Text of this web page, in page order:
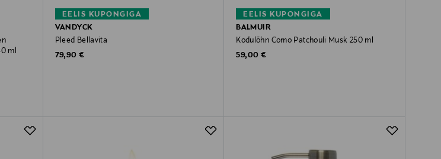
ml
EELIS KUPONGIGA
VANDYCK
Pleed Bellavita
Original Price
79,90 €
EELIS KUPONGIGA
BALMUIR
Kodulõhn Como Patchouli Musk 250 ml
Original Price
59,00 €